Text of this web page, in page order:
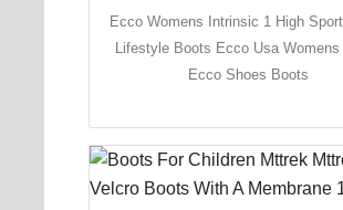
Ecco Womens Intrinsic 1 High
Lifestyle Boots Ecco Usa Womens
Ecco Shoes Boots